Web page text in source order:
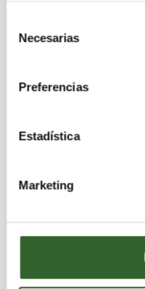
Necesarias
Preferencias
Estadística
Marketing
vulnerables. Desde
mejora la
La estabilidad en la
y tensiones en los
recursos
continente como
sostenible y
fortalece la